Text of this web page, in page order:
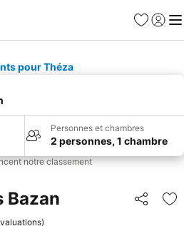
Favoris
Se
pour Théza
Personnes et chambres
2 personnes, 1 chambre
notre classement
Bazan Partager
)